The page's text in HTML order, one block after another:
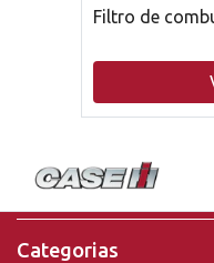
Filtro de
Categorias